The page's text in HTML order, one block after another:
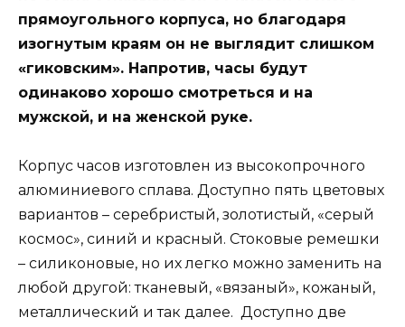
прямоугольного корпуса, но благодаря
изогнутым краям он не выглядит слишком
«гиковским». Напротив, часы будут
одинаково хорошо смотреться и на
мужской, и на женской руке.
Корпус часов изготовлен из высокопрочного
алюминиевого сплава. Доступно пять цветовых
вариантов – серебристый, золотистый, «серый
космос», синий и красный. Стоковые ремешки
– силиконовые, но их легко можно заменить на
любой другой: тканевый, «вязаный», кожаный,
металлический и так далее. Доступно две